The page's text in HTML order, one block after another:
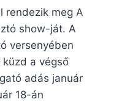
rendezik meg A
show-ját. A
versenyében
a végső
adás január
18-án